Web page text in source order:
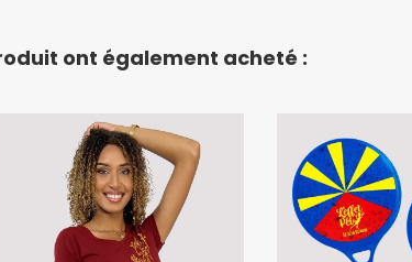
ont également acheté :